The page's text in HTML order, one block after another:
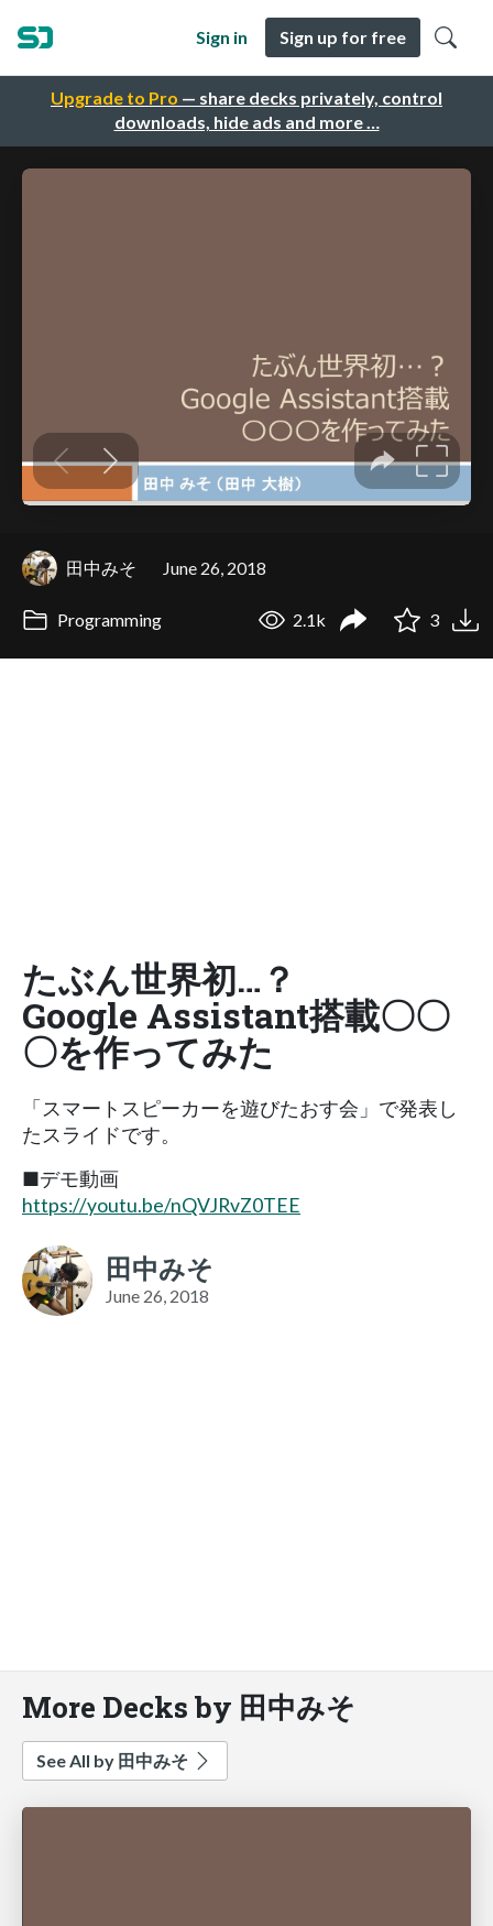
Upgrade to Pro — share decks privately, control
downloads, hide ads and more …
Sign in Sign up for free
田中みそ June 26, 2018
Programming 2.1k 3
たぶん世界初…？
Google Assistant搭載〇〇
〇を作ってみた
「スマートスピーカーを遊びたおす会」で発表し
たスライドです。
■デモ動画
https://youtu.be/nQVJRvZ0TEE
田中みそ
June 26, 2018
More Decks by 田中みそ
See All by 田中みそ